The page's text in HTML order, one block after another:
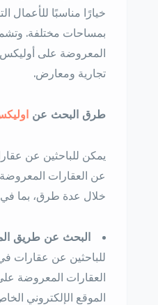
خيارًا مناسبًا للأعمال
بمساحات مختلفة.
المعروضة على
تجارية ومعارض.
طرق البحث عن
يمكن للباحثين عن
عن العقارات
خلال عدة طرق، بما
البحث عن طريق
للباحثين عن عقارات
العقارات المعروضة
الموقع الإلكتروني